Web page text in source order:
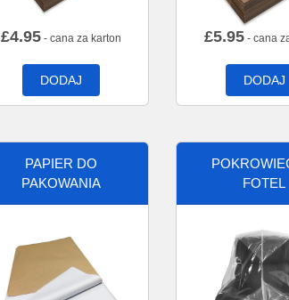
£4.95- cana za karton
DODAJ
£5.95- cana
DODAJ
PAPIER DO
PAKOWANIA
FOTEL